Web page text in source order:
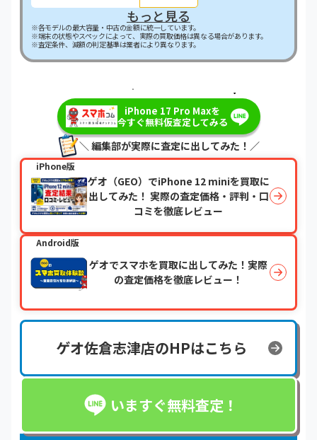
もっと見る
※各モデルの最大容量・中古の金額に統一しています。
※端末の状態やスペックによって、実際の買取価格は異なる場合があります。
※査定条件、減額の判定基準は業者により異なります。
＼最短即日・現金で振り込み！／
iPhone 17 Pro Maxを
今すぐ無料仮査定してみる
＼ 編集部が実際に査定に出してみた！／
iPhone版
ゲオ（GEO）でiPhone 12 miniを買取に
出してみた！ 実際の査定価格・評判・口
コミを徹底レビュー
Android版
ゲオでスマホを買取に出してみた！実際
の査定価格を徹底レビュー！
ゲオ佐倉志津店のHPはこちら
いますぐ無料査定！